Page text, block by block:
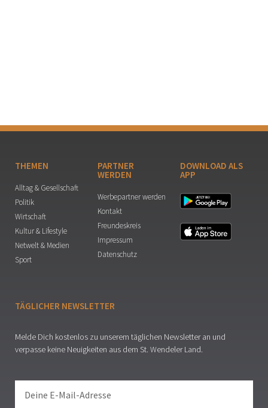
THEMEN
Alltag & Gesellschaft
Politik
Wirtschaft
Kultur & Lifestyle
Netwelt & Medien
Sport
PARTNER
WERDEN
Werbepartner werden
Kontakt
Freundeskreis
Impressum
Datenschutz
DOWNLOAD ALS
APP
TÄGLICHER NEWSLETTER
Melde Dich kostenlos zu unserem täglichen Newsletter an und
verpasse keine Neuigkeiten aus dem St. Wendeler Land.